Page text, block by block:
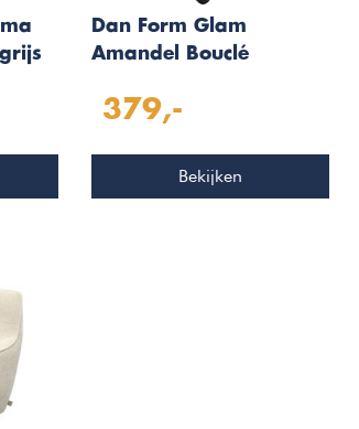
Dan Form Glam
Amandel Bouclé
379,-
Bekijken